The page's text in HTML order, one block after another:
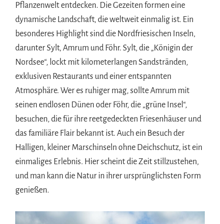
Pflanzenwelt entdecken. Die Gezeiten formen eine
dynamische Landschaft, die weltweit einmalig ist. Ein
besonderes Highlight sind die Nordfriesischen Inseln,
darunter Sylt, Amrum und Föhr. Sylt, die „Königin der
Nordsee“, lockt mit kilometerlangen Sandstränden,
exklusiven Restaurants und einer entspannten
Atmosphäre. Wer es ruhiger mag, sollte Amrum mit
seinen endlosen Dünen oder Föhr, die „grüne Insel“,
besuchen, die für ihre reetgedeckten Friesenhäuser und
das familiäre Flair bekannt ist. Auch ein Besuch der
Halligen, kleiner Marschinseln ohne Deichschutz, ist ein
einmaliges Erlebnis. Hier scheint die Zeit stillzustehen,
und man kann die Natur in ihrer ursprünglichsten Form
genießen.